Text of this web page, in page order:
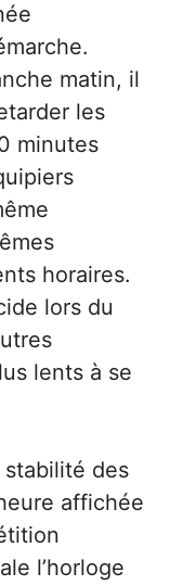
matin, il
les
minutes
horaires.
lors du
lents à se
des
affichée
l’horloge